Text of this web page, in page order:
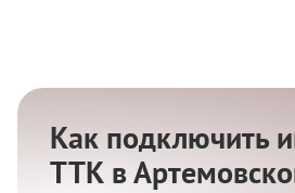
Как подключить
ТТК в